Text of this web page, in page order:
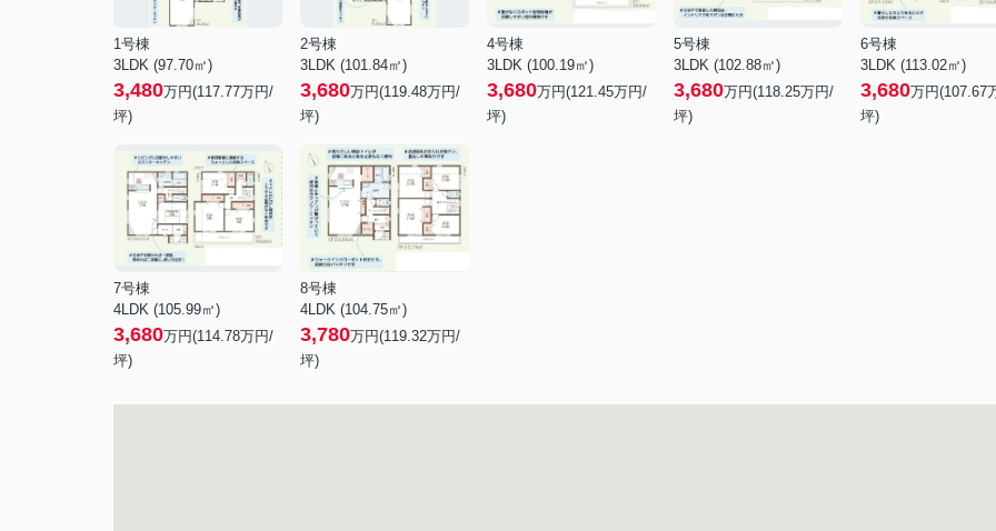
1号棟
3LDK (97.70㎡)
3,480万円(117.77万円/
坪)
2号棟
3LDK (101.84㎡)
3,680万円(119.48万円/
坪)
4号棟
3LDK (100.19㎡)
3,680万円(121.45万円/
坪)
5号棟
3LDK (102.88㎡)
3,680万円(118.25万円/
坪)
6号棟
3LDK (113.02㎡)
3,680万円(107.67
坪)
7号棟
4LDK (105.99㎡)
3,680万円(114.78万円/
坪)
8号棟
4LDK (104.75㎡)
3,780万円(119.32万円/
坪)